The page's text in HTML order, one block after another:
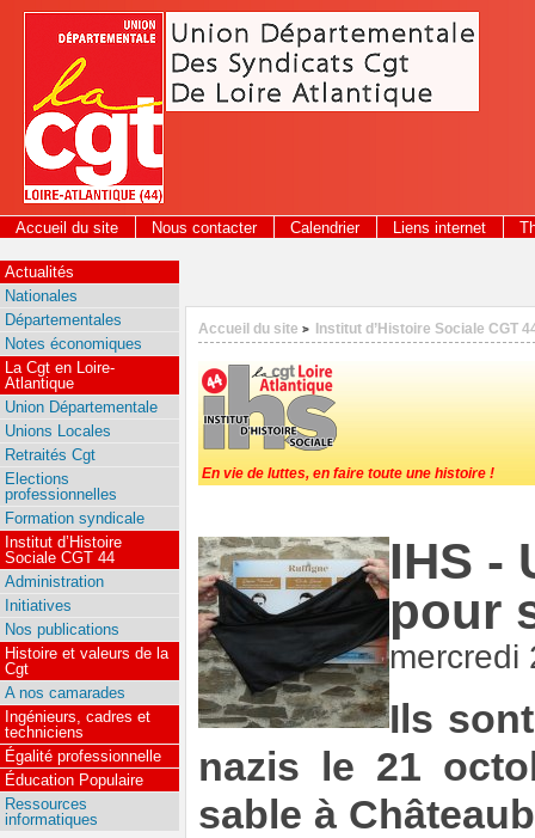
Panneau de gestion des cookies
Accueil du site Nous contacter Calendrier Liens internet
Accueil du site > Institut d’Histoire Sociale CGT
En vie de luttes, en faire toute une histoire !
IHS -
pour
mercredi
Ils
nazis le 21
sable à
Actualités
Nationales
Départementales
Notes économiques
La Cgt en Loire-
Atlantique
Union Départementale
Unions Locales
Retraités Cgt
Elections
professionnelles
Formation syndicale
Institut d’Histoire
Sociale CGT 44
Administration
Initiatives
Nos publications
Histoire et valeurs de la
Cgt
A nos camarades
Ingénieurs, cadres et
techniciens
Égalité professionnelle
Éducation Populaire
Ressources
informatiques